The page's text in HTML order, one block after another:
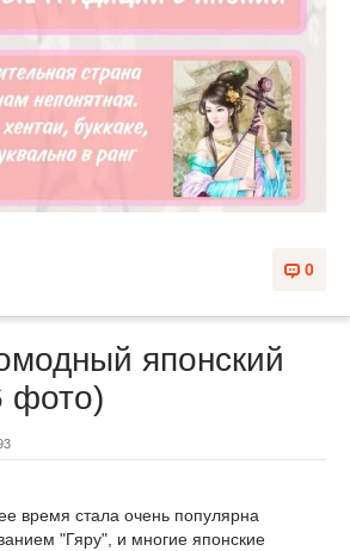
0
японский
фото)
время стала очень популярна
"Гяру", и многие японские